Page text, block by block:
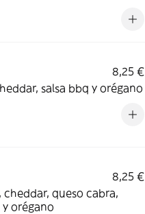
8,25 €
salsa bbq y orégano
8,25 €
cheddar, queso cabra,
orégano